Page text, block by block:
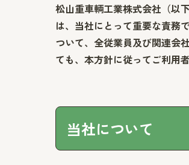
松山重車輌工業株式会社（以
は、当社にとって重要な責務
ついて、全従業員及び関連会
ても、本方針に従ってご利用
当社について